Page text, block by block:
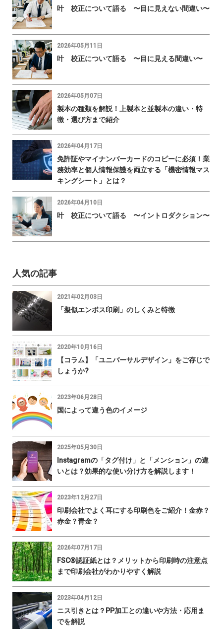
叶 校正について語る 〜目に見えない間違い〜
2026年05月11日
叶 校正について語る 〜目に見える間違い〜
2026年05月07日
製本の種類を解説！上製本と並製本の違い・特
徴・選び方まで紹介
2026年04月17日
免許証やマイナンバーカードのコピーに必須！業
務効率と個人情報保護を両立する「機密情報マス
キングシート」とは？
2026年04月10日
叶 校正について語る 〜イントロダクション〜
人気の記事
2021年02月03日
「擬似エンボス印刷」のしくみと特徴
2020年10月16日
【コラム】「ユニバーサルデザイン」をご存じで
しょうか?
2023年06月28日
国によって違う色のイメージ
2025年05月30日
Instagramの「タグ付け」と「メンション」の違
いとは？効果的な使い分け方を解説します！
2023年12月27日
印刷会社でよく耳にする印刷色をご紹介！金赤？
赤金？青金？
2026年07月17日
FSC®認証紙とは？メリットから印刷時の注意点
まで印刷会社がわかりやすく解説
2023年04月12日
ニス引きとは？PP加工との違いや方法・応用ま
でを解説